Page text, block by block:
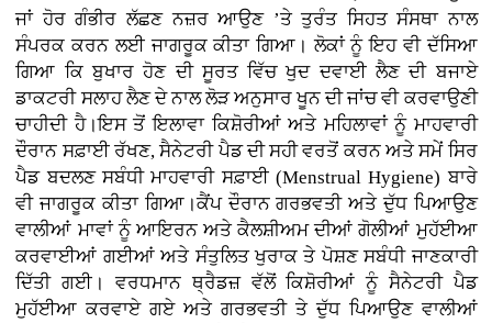
ਜਾਂ ਹੋਰ ਗੰਭੀਰ ਲੱਛਣ ਨਜ਼ਰ ਆਉਣ ’ਤੇ ਤੁਰੰਤ ਸਿਹਤ ਸੰਸਥਾ ਨਾਲ
ਸੰਪਰਕ ਕਰਨ ਲਈ ਜਾਗਰੂਕ ਕੀਤਾ ਗਿਆ। ਲੋਕਾਂ ਨੂੰ ਇਹ ਵੀ ਦੱਸਿਆ
ਗਿਆ ਕਿ ਬੁਖਾਰ ਹੋਣ ਦੀ ਸੂਰਤ ਵਿੱਚ ਖੁਦ ਦਵਾਈ ਲੈਣ ਦੀ ਬਜਾਏ
ਡਾਕਟਰੀ ਸਲਾਹ ਲੈਣ ਦੇ ਨਾਲ ਲੋੜ ਅਨੁਸਾਰ ਖੂਨ ਦੀ ਜਾਂਚ ਵੀ ਕਰਵਾਉਣੀ
ਚਾਹੀਦੀ ਹੈ।ਇਸ ਤੋਂ ਇਲਾਵਾ ਕਿਸ਼ੋਰੀਆਂ ਅਤੇ ਮਹਿਲਾਵਾਂ ਨੂੰ ਮਾਹਵਾਰੀ
ਦੌਰਾਨ ਸਫ਼ਾਈ ਰੱਖਣ, ਸੈਨੇਟਰੀ ਪੈਡ ਦੀ ਸਹੀ ਵਰਤੋਂ ਕਰਨ ਅਤੇ ਸਮੇਂ ਸਿਰ
ਪੈਡ ਬਦਲਣ ਸਬੰਧੀ ਮਾਹਵਾਰੀ ਸਫ਼ਾਈ (Menstrual Hygiene) ਬਾਰੇ
ਵੀ ਜਾਗਰੂਕ ਕੀਤਾ ਗਿਆ।ਕੈਂਪ ਦੌਰਾਨ ਗਰਭਵਤੀ ਅਤੇ ਦੁੱਧ ਪਿਆਉਣ
ਵਾਲੀਆਂ ਮਾਵਾਂ ਨੂੰ ਆਇਰਨ ਅਤੇ ਕੈਲਸ਼ੀਅਮ ਦੀਆਂ ਗੋਲੀਆਂ ਮੁਹੱਈਆ
ਕਰਵਾਈਆਂ ਗਈਆਂ ਅਤੇ ਸੰਤੁਲਿਤ ਖੁਰਾਕ ਤੇ ਪੋਸ਼ਣ ਸਬੰਧੀ ਜਾਣਕਾਰੀ
ਦਿੱਤੀ ਗਈ। ਵਰਧਮਾਨ ਥ੍ਰੈਡਜ਼ ਵੱਲੋਂ ਕਿਸ਼ੋਰੀਆਂ ਨੂੰ ਸੈਨੇਟਰੀ ਪੈਡ
ਮੁਹੱਈਆ ਕਰਵਾਏ ਗਏ ਅਤੇ ਗਰਭਵਤੀ ਤੇ ਦੁੱਧ ਪਿਆਉਣ ਵਾਲੀਆਂ